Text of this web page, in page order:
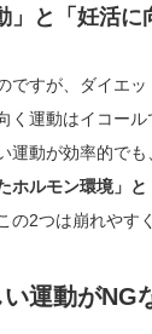
」と「妊活
ですが、ダイエ
く運動はイコー
運動が効率的で
ホルモン環境」と
の2つは崩れやす
運動がNG